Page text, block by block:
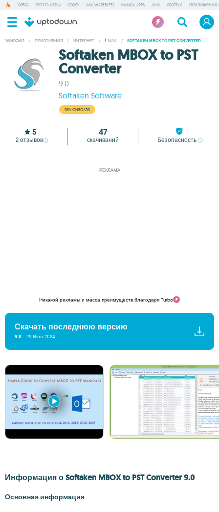
OPERA РЕТРО-ИГРЫ CODEX MALWAREBYTES MANGA APPS ANKI PROTEUS ПРИЛОЖЕНИЯ
WINDOWS / ПРИЛОЖЕНИЯ / ИНТЕРНЕТ / E-MAIL / SOFTAKEN MBOX TO PST CONVERTER
Softaken MBOX to PST
Converter
9.0
Softaken Software
DEV ONBOARD
5
2 отзывов
47
скачиваний Безопасность
РЕКЛАМА
Никакой рекламы и масса преимуществ благодаря Turbo
Скачать последнюю версию
9.0 29 Июл 2024
Информация о Softaken MBOX to PST Converter 9.0
Основная информация